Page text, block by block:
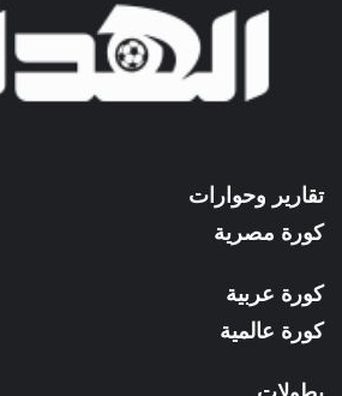
تقارير وحوارات
كورة مصرية
كورة عربية
كورة عالمية